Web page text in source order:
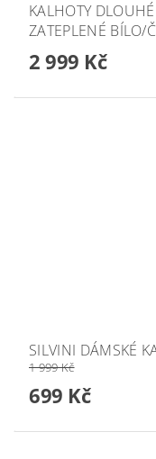
KALHOTY
ZATEPLENÉ BÍLO/
2 999 Kč
SILVINI DÁMSKÉ
1 999 Kč
699 Kč